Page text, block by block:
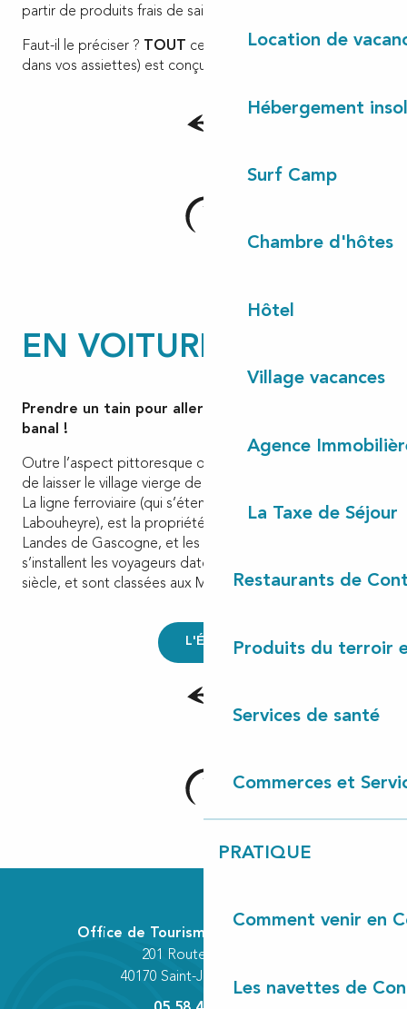
Location de
Hébergement
Surf Camp
Chambre d'hôtes
Hôtel
Village vacances
Agence
La Taxe de Séjour
Restaurants de
Produits du terroir
Services de santé
Commerces et
PRATIQUE
Comment venir en
Les navettes de
partir de produits frais de saison et locaux.
Faut-il le préciser ? TOUT
ce qui est sous vos yeux (et
dans vos assiettes) est conçu et préparé sur place !
EN VOITURE !
Prendre un tain pour aller au musée, ce n’est pas
banal !
Outre l’aspect pittoresque du court trajet, cela permet
de laisser le village vierge de tout véhicule moderne.
La ligne ferroviaire (qui s’étend en fait jusqu’à
Labouheyre), est la propriété du Parc Régional des
Landes de Gascogne, et les voitures dans lesquelles
s’installent les voyageurs datent du début du XXème
siècle, et sont classées aux Monuments Historiques.
L'Écomusée de Marquèze
Office de Tourisme Communautaire
201 Route des Lacs
40170 Saint-Julien-en-Born